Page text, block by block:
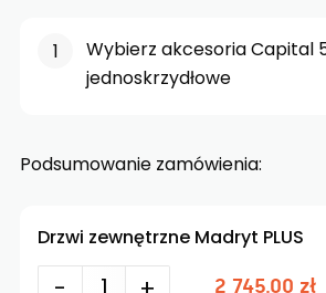
Wybierz akcesoria Capital
jednoskrzydłowe
Podsumowanie zamówienia:
Drzwi zewnętrzne Madryt PLUS
2 745.00 zł